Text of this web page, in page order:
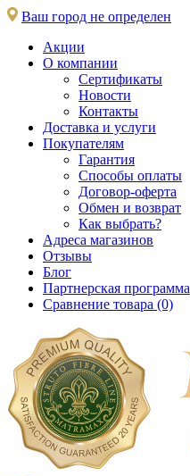
Ваш город не определен
Акции
О компании
Сертификаты
Новости
Контакты
Доставка и услуги
Покупателям
Гарантия
Способы оплаты
Договор-оферта
Обмен и возврат
Как выбрать?
Адреса магазинов
Отзывы
Блог
Партнерская программа
Сравнение товара (0)